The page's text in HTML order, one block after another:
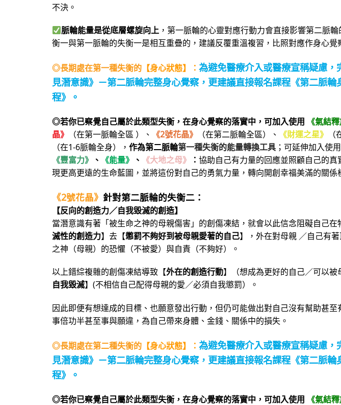
不決。
脈輪能量是從底層螺旋向上 ，第一脈輪的心靈對應行動力會直接影響第二脈
衡一與第一脈輪的失衡一是相互重疊的，建議反覆重溫複習，比照對應作身心覺
◎長期處在第一種失衡的 【身心狀態】： 為避免醫療介入或醫療宣稱疑慮，
見潛意識》－第二脈輪完整身心覺察，更建議直接報名課程 《第二脈
程》。
◎若你已察覺自己屬於此類型失衡，在身心覺察的落實中，可加入使用 《氣結釋
晶》
（在第一脈輪全區 ）、 《2號花晶》 （在第二脈輪全區）、 《財運之星》
（在1-6脈輪全身）， 作為第二脈輪第一種失衡的能量轉換工具 ；可延伸加入使
《豐富力》 、 《能量》 、 《大地之母》 ： 協助自己有力量的回應並照顧自己的
現更高更遠的生命藍圖，並將這份對自己的勇氣力量，轉向開創幸福美滿的關係
《2號花晶》 針對第二脈輪的失衡二：
【反向的創造力／自我毀滅的創造】
當潛意識有著「被生命之神的母親傷害」的創傷凍結，就會以此信念阻礙自己
滅性的創造力】去【懲罰不夠好到被母親愛著的自己】，外在對母親 ／自己有
之神（母親）的恐懼（不被愛）與自責（不夠好）。
以上錯綜複雜的創傷凍結導致【外在的創造行動】（想成為更好的自己／可以
自我毀滅】(不相信自己配得母親的愛／必須自我懲罰）。
因此即便有想達成的目標、也願意發出行動，但仍可能做出對自己沒有幫助甚
事倍功半甚至事與願違，為自己帶來身體、金錢、關係中的損失。
◎長期處在第二種失衡的 【身心狀態】： 為避免醫療介入或醫療宣稱疑慮，
見潛意識》－第二脈輪完整身心覺察，更建議直接報名課程 《第二脈
程》。
◎若你已察覺自己屬於此類型失衡，在身心覺察的落實中，可加入使用 《氣結釋